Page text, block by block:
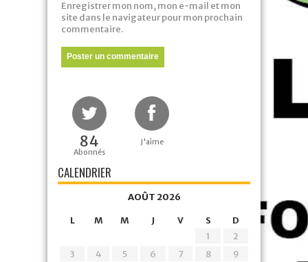
Enregistrer mon nom, mon e-mail et mon
site dans le navigateur pour mon prochain
commentaire.
84
Abonnés
J'aime
CALENDRIER
AOÛT 2026
L
M M J V S
D
1
2
3
4 5 6 7 8
9